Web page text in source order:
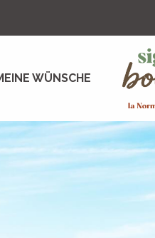
WÜNSCHE